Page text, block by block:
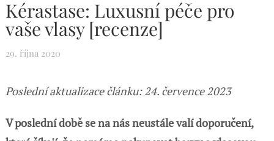
Kérastase: Luxusní péče pro
vaše vlasy [recenze]
29. října 2020
Poslední aktualizace článku: 24. července 2023
V poslední době se na nás neustále valí doporučení,